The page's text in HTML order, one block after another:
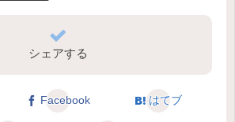
シェアする
Facebook はてブ